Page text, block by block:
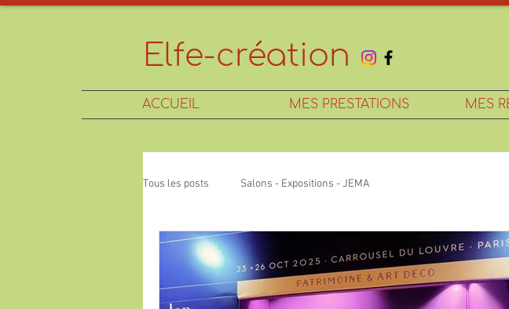
Elfe-création
ACCUEIL MES PRESTATIONS MES
Tous les posts Salons - Expositions - JEMA